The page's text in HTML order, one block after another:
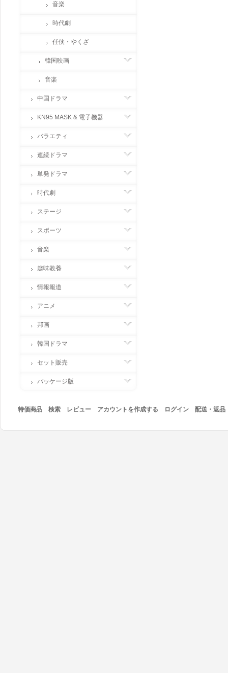
音楽
時代劇
任侠・やくざ
韓国映画
音楽
中国ドラマ
KN95 MASK & 電子機器
バラエティ
連続ドラマ
単発ドラマ
時代劇
ステージ
スポーツ
音楽
趣味教養
情報報道
アニメ
邦画
韓国ドラマ
セット販売
パッケージ版
特価商品 検索 レビュー アカウントを作成する ログイン 配送・返品